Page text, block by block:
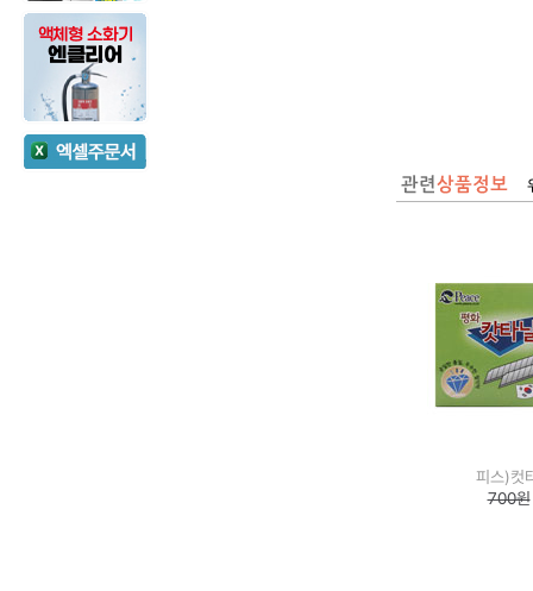
피스)컷
700원